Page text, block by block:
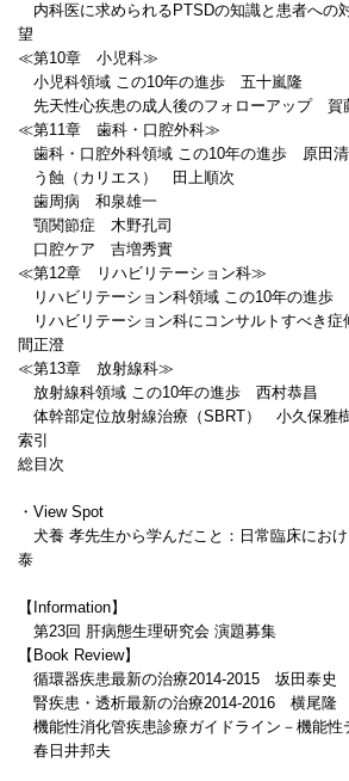
内科医に求められるPTSDの知識と患者へ
望
≪第10章 小児科≫
小児科領域 この10年の進歩 五十嵐隆
先天性心疾患の成人後のフォローアップ 賀
≪第11章 歯科・口腔外科≫
歯科・口腔外科領域 この10年の進歩 原田清
う蝕（カリエス） 田上順次
歯周病 和泉雄一
顎関節症 木野孔司
口腔ケア 吉増秀實
≪第12章 リハビリテーション科≫
リハビリテーション科領域 この10年の進歩
リハビリテーション科にコンサルトすべき
間正澄
≪第13章 放射線科≫
放射線科領域 この10年の進歩 西村恭昌
体幹部定位放射線治療（SBRT） 小久保雅
索引
総目次
・View Spot
犬養 孝先生から学んだこと：日常臨床にお
泰
【Information】
第23回 肝病態生理研究会 演題募集
【Book Review】
循環器疾患最新の治療2014-2015 坂田泰史
腎疾患・透析最新の治療2014-2016 横尾隆
機能性消化管疾患診療ガイドライン－機能性
春日井邦夫